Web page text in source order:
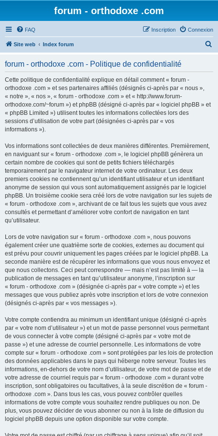
forum - orthodoxe .com
FAQ Connexion
Inscription
Site web Index forum
forum - orthodoxe .com - Politique de confidentialité
Cette politique de confidentialité explique en détail comment « forum -
orthodoxe .com » et ses partenaires affiliés (désignés ci-après par « nous »,
« notre », « nos », « forum - orthodoxe .com » et « http://www.forum-
orthodoxe.com/~forum ») et phpBB (désigné ci-après par « logiciel phpBB » et
« phpBB Limited ») utilisent toutes les informations collectées lors des
sessions d’utilisation de votre part (désignées ci-après par « vos
informations »).
Vos informations sont collectées de deux manières différentes. Premièrement,
en naviguant sur « forum - orthodoxe .com », le logiciel phpBB génèrera un
certain nombre de cookies qui sont de petits fichiers téléchargés
temporairement par le navigateur internet de votre ordinateur. Les deux
premiers cookies ne contiennent qu’un identifiant utilisateur et un identifiant
anonyme de session qui vous sont automatiquement assignés par le logiciel
phpBB. Un troisième cookie sera créé lors de votre navigation sur les sujets de
« forum - orthodoxe .com », archivant de ce fait tous les sujets que vous avez
consultés et permettant d’améliorer votre confort de navigation en tant
qu’utilisateur.
Lors de votre navigation sur « forum - orthodoxe .com », nous pouvons
également créer une quatrième sorte de cookies, externes au document qui
est prévu pour couvrir uniquement les pages créées par le logiciel phpBB. La
seconde manière est de récupérer les informations que vous nous envoyez et
que nous collectons. Ceci peut correspondre — mais n’est pas limité à — la
publication de messages en tant qu’utilisateur anonyme, l’inscription sur
« forum - orthodoxe .com » (désignée ci-après par « votre compte ») et les
messages que vous publiez après votre inscription et lors de votre connexion
(désignés ci-après par « vos messages »).
Votre compte contiendra au minimum un identifiant unique (désigné ci-après
par « votre nom d’utilisateur ») et un mot de passe personnel vous permettant
de vous connecter à votre compte (désigné ci-après par « votre mot de
passe ») et une adresse de courriel personnelle. Les informations de votre
compte sur « forum - orthodoxe .com » sont protégées par les lois de protection
des données applicables dans le pays qui héberge notre serveur. Toutes les
informations, en-dehors de votre nom d’utilisateur, de votre mot de passe et de
votre adresse de courriel requis par « forum - orthodoxe .com » durant votre
inscription, sont obligatoires ou facultatives, à la seule discrétion de « forum -
orthodoxe .com ». Dans tous les cas, vous pouvez contrôler quelles
informations de votre compte vous souhaitez rendre publiques ou non. De
plus, vous pouvez décider de vous abonner ou non à la liste de diffusion du
logiciel phpBB depuis une option disponible sur votre compte.